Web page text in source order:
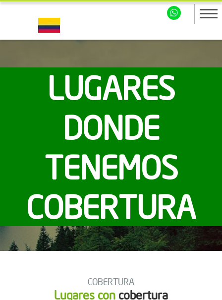
LUGARES
DONDE
TENEMOS
COBERTURA
COBERTURA
Lugares con cobertura